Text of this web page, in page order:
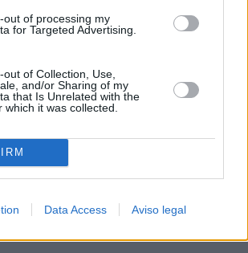
out of processing my
for Targeted Advertising.
of Collection, Use,
and/or Sharing of my
that Is Unrelated with the
which it was collected.
Data Access Aviso legal